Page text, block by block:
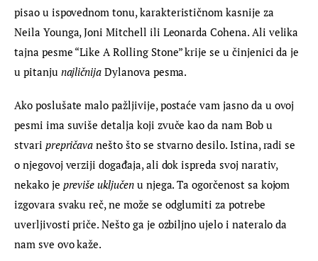
pisao u ispovednom tonu, karakterističnom kasnije za
Neila Younga, Joni Mitchell ili Leonarda Cohena. Ali velika
tajna pesme “Like A Rolling Stone” krije se u činjenici da je
u pitanju najličnija Dylanova pesma.
Ako poslušate malo pažljivije, postaće vam jasno da u ovoj
pesmi ima suviše detalja koji zvuče kao da nam Bob u
stvari prepričava nešto što se stvarno desilo. Istina, radi se
o njegovoj verziji događaja, ali dok ispreda svoj narativ,
nekako je previše uključen u njega. Ta ogorčenost sa kojom
izgovara svaku reč, ne može se odglumiti za potrebe
uverljivosti priče. Nešto ga je ozbiljno ujelo i nateralo da
nam sve ovo kaže.